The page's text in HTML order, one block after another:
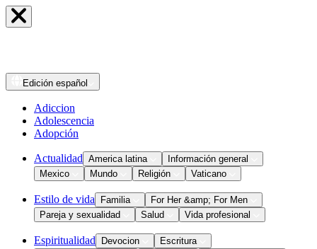
Edición español
Adiccion
Adolescencia
Adopción
Actualidad America latina
Información general
Mexico
Mundo Religión Vaticano
Estilo de vida Familia
For Her &amp; For Men
Pareja y sexualidad
Salud Vida profesional
Espiritualidad Devocion
Escritura